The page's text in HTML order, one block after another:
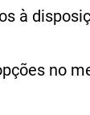
à
no